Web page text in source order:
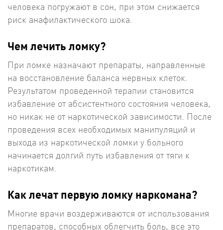
человека погружают в сон, при этом снижается
риск анафилактического шока.
Чем лечить ломку?
При ломке назначают препараты, направленные
на восстановление баланса нервных клеток.
Результатом проведенной терапии становится
избавление от абсистентного состояния человека,
но никак не от наркотической зависимости. После
проведения всех необходимых манипуляций и
выхода из наркотической ломки у больного
начинается долгий путь избавления от тяги к
наркотикам.
Как лечат первую ломку наркомана?
Многие врачи воздерживаются от использования
препаратов, способных облегчить боль, все это